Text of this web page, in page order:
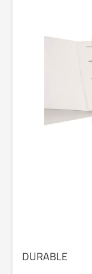
DURABLE